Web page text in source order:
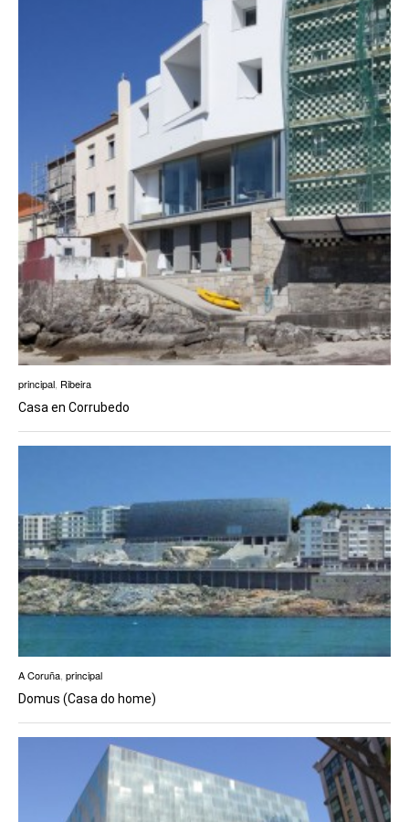
principal, Ribeira
Casa en Corrubedo
A Coruña principal
Domus (Casa do home)